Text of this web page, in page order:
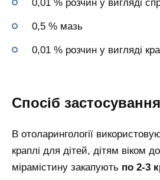
0,01 % розчин у вигляді
0,5 % мазь
0,01 % розчин у вигляді
Спосіб застосування
В отоларингології
краплі для дітей, дітям віком
мірамістину закапують по 2-3